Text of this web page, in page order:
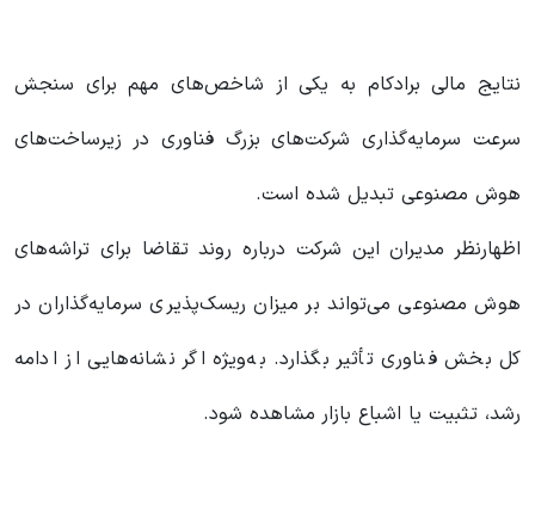
نتایج مالی برادکام به یکی از شاخص‌های مهم برای سنجش
سرعت سرمایه‌گذاری شرکت‌های بزرگ فناوری در زیرساخت‌های
هوش مصنوعی تبدیل شده است.
اظهارنظر مدیران این شرکت درباره روند تقاضا برای تراشه‌های
هوش مصنوعی می‌تواند بر میزان ریسک‌پذیری سرمایه‌گذاران در
کل بخش فناوری تأثیر بگذارد. به‌ویژه اگر نشانه‌هایی از ادامه
رشد، تثبیت یا اشباع بازار مشاهده شود.